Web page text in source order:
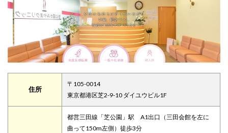
住所
〒105-0014
東京都港区芝2-9-10 ダイユウビル1F
都営三田線「芝公園」駅 A1出口（三田会館を左に
曲って150m左側）徒歩3分